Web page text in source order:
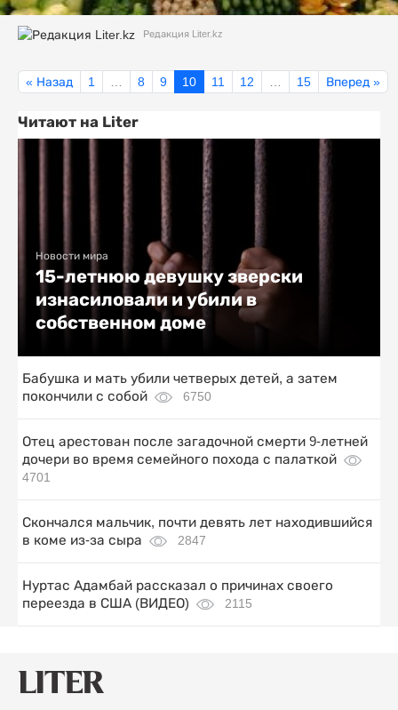
Редакция Liter.kz
« Назад 1 8 9 10 11 12 15 Вперед »
Читают на Liter
Новости мира
15-летнюю девушку зверски
изнасиловали и убили в
собственном доме
Бабушка и мать убили четверых детей, а затем
покончили с собой
6750
Отец арестован после загадочной смерти 9-летней
дочери во время семейного похода с палаткой
4701
Скончался мальчик, почти девять лет находившийся
в коме из-за сыра
2847
Нуртас Адамбай рассказал о причинах своего
переезда в США (ВИДЕО)
2115